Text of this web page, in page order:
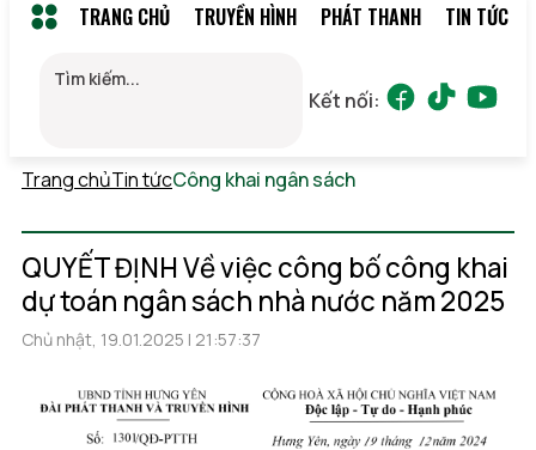
TRANG CHỦ TRUYỀN HÌNH PHÁT THANH TIN TỨC
Kết nối:
Trang chủTin tứcCông khai ngân sách
QUYẾT ĐỊNH Về việc công bố công khai
dự toán ngân sách nhà nước năm 2025
Chủ nhật, 19.01.2025 | 21:57:37